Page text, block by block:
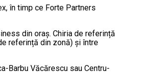
în timp ce Forte Partners
din oraș. Chiria de referință
referință din zonă) și între
Barbu Văcărescu sau Centru-